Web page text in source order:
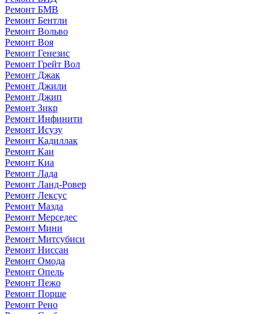
Ремонт БМВ
Ремонт Бентли
Ремонт Вольво
Ремонт Воя
Ремонт Генезис
Ремонт Грейт Вол
Ремонт Джак
Ремонт Джили
Ремонт Джип
Ремонт Зикр
Ремонт Инфинити
Ремонт Исузу
Ремонт Кадиллак
Ремонт Каи
Ремонт Киа
Ремонт Лада
Ремонт Ланд-Ровер
Ремонт Лексус
Ремонт Мазда
Ремонт Мерседес
Ремонт Мини
Ремонт Митсубиси
Ремонт Ниссан
Ремонт Омода
Ремонт Опель
Ремонт Пежо
Ремонт Порше
Ремонт Рено